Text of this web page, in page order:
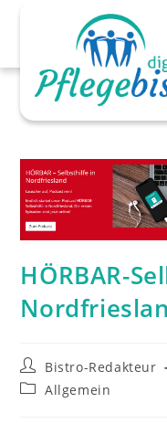
HÖRBAR-
Beitrags-
Autor:
Bistro-Redakteur
Beitrags-
Allgemein